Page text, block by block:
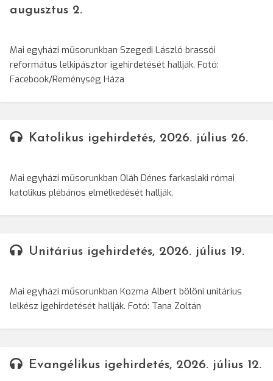
augusztus 2.
Mai egyházi műsorunkban Szegedi László brassói
református lelkipásztor igehirdetését hallják. Fotó:
Facebook/Reménység Háza
Katolikus igehirdetés, 2026. július 26.
Mai egyházi műsorunkban Oláh Dénes farkaslaki római
katolikus plébános elmélkedését hallják.
Unitárius igehirdetés, 2026. július 19.
Mai egyházi műsorunkban Kozma Albert bölöni unitárius
lelkész igehirdetését hallják. Fotó: Tana Zoltán
Evangélikus igehirdetés, 2026. július 12.